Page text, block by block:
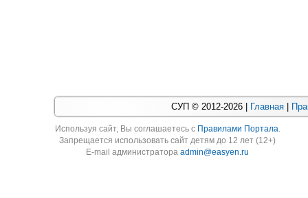
СУП © 2012-2026 | Главная
Используя cайт, Вы соглашаетесь с Правилами Портала.
Запрещается использовать сайт детям до 12 лет (12+)
E-mail администратораadmin@easyen.ru